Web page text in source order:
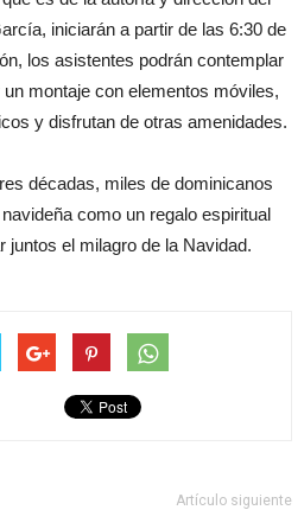
iniciarán a partir de las 6:30 de
los asistentes podrán contemplar
montaje con elementos móviles,
y disfrutan de otras amenidades.
décadas, miles de dominicanos
como un regalo espiritual
juntos el milagro de la Navidad.
Artículo siguiente